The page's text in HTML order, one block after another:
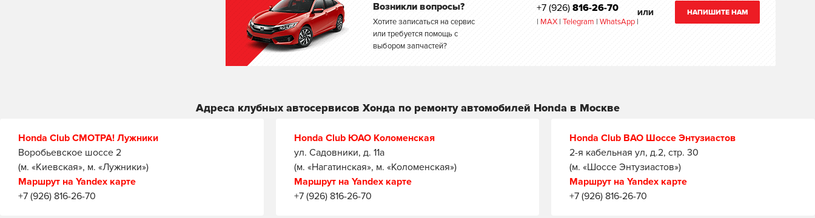
Возникли вопросы?
Хотите записаться на сервис
или требуется помощь с
выбором запчастей?
+7 (926) 816-26-70
| MAX | Telegram | WhatsApp |
ИЛИ НАПИШИТЕ НАМ
Адреса клубных автосервисов Хонда по ремонту автомобилей Honda в Москве
Honda Club СМОТРА! Лужники
Воробьевское шоссе 2
(м. «Киевская», м. «Лужники»)
Маршрут на Yandex карте
+7 (926) 816-26-70
Honda Club ЮАО Коломенская
ул. Садовники, д. 11а
(м. «Нагатинская», м. «Коломенская»)
Маршрут на Yandex карте
+7 (926) 816-26-70
Honda Club ВАО Шоссе Энтузиастов
2-я кабельная ул, д.2, стр. 30
(м. «Шоссе Энтузиастов»)
Маршрут на Yandex карте
+7 (926) 816-26-70